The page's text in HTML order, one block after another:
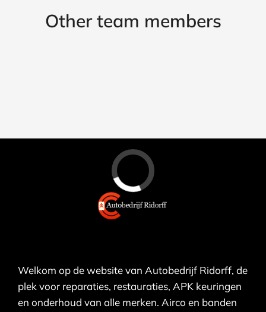
Other team members
Welkom op de website van Autobedrijf Ridorff, de
plek voor reparaties, restauraties, APK keuringen
en onderhoud van alle merken. Airco en banden